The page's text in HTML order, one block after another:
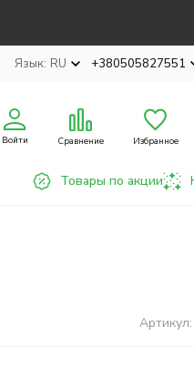
Язык: RU +380505827551
Войти Сравнение Избранное
Товары по акции
Артикул: